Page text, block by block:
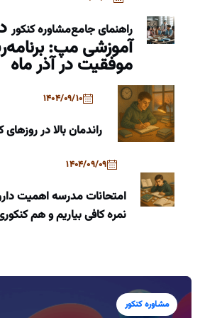
راهنمای جامعمشاوره کنکور
آموزشی مپ:
موفقیت در آذر ماه
1404/09/10
راندمان بالا در
1404/09/09
امتحانات مدرسه اهمیت
نمره کافی بیاریم و هم
مشاوره کنکور